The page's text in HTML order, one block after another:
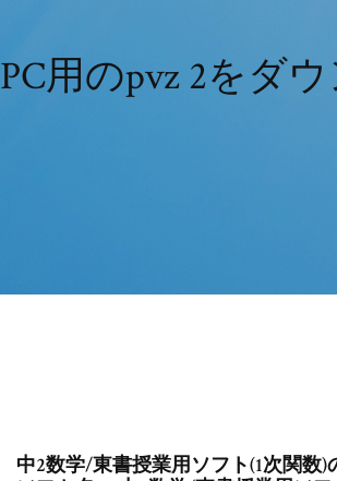
PC用のpvz 2をダ
中2数学/東書授業用ソフト(1次関数)